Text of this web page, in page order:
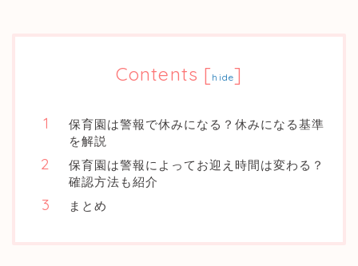
Contents [ hide]
保育園は警報で休みになる？休みになる基準
を解説
保育園は警報によってお迎え時間は変わる？
確認方法も紹介
まとめ